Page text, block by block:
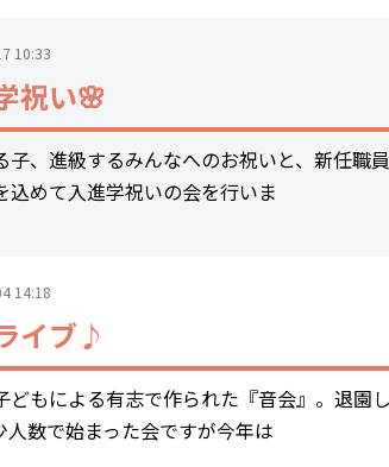
子育て短期
里親支援センターしが 湖南
振込済みお知ら
寄付及び助成報
10:33
祝い🌸
子、進級するみんなへのお祝いと、新任職
込めて入進学祝いの会を行いま
14:18
イブ♪
どもによる有志で作られた『音会』。退園
人数で始まった会ですが今年は